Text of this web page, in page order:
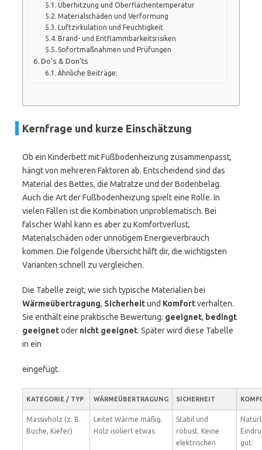
Überhitzung und Oberflächentemperatur
Materialschäden und Verformung
Luftzirkulation und Feuchtigkeit
Brand- und Entflammbarkeitsrisiken
Sofortmaßnahmen und Prüfungen
Do’s & Don’ts
Ähnliche Beiträge:
Kernfrage und kurze Einschätzung
Ob ein Kinderbett mit Fußbodenheizung zusammenpasst,
hängt von mehreren Faktoren ab. Entscheidend sind das
Material des Bettes, die Matratze und der Bodenbelag.
Auch die Art der Fußbodenheizung spielt eine Rolle. In
vielen Fällen ist die Kombination unproblematisch. Bei
falscher Wahl kann es aber zu Komfortverlust,
Materialschäden oder unnötigem Energieverbrauch
kommen. Die folgende Übersicht hilft dir, die wichtigsten
Varianten schnell zu vergleichen.
Die Tabelle zeigt, wie sich typische Materialien bei
Wärmeübertragung, Sicherheitund Komfortverhalten.
Sie enthält eine praktische Bewertung: geeignet, bedingt
geeignetoder nicht geeignet. Später wird diese Tabelle
in ein
eingefügt.
KATEGORIE / TYP WÄRMEÜBERTRAGUNG SICHERHEIT
Massivholz (z. B.
Buche, Kiefer)
Leitet Wärme mäßig.
Holz isoliert etwas.
Stabil und
robust. Keine
elektrischen
gut.